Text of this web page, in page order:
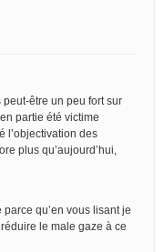
être un peu fort sur
partie été victime
l’objectivation des
plus qu’aujourd’hui,
qu’en vous lisant je
le male gaze à ce